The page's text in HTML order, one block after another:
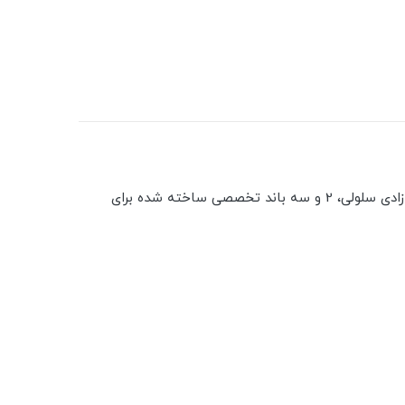
با مقاوم ترین و توانمندترین ساعت اپل آشنا شوید. با قاب تیتانیومی مقاوم، GPS دقیق دو فرکانس، عمر باتری تا 36 ساعت، 1 آزادی سلولی، 2 و سه باند تخصصی ساخته شده برای